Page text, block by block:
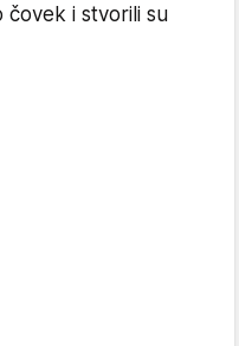
čovek i stvorili su